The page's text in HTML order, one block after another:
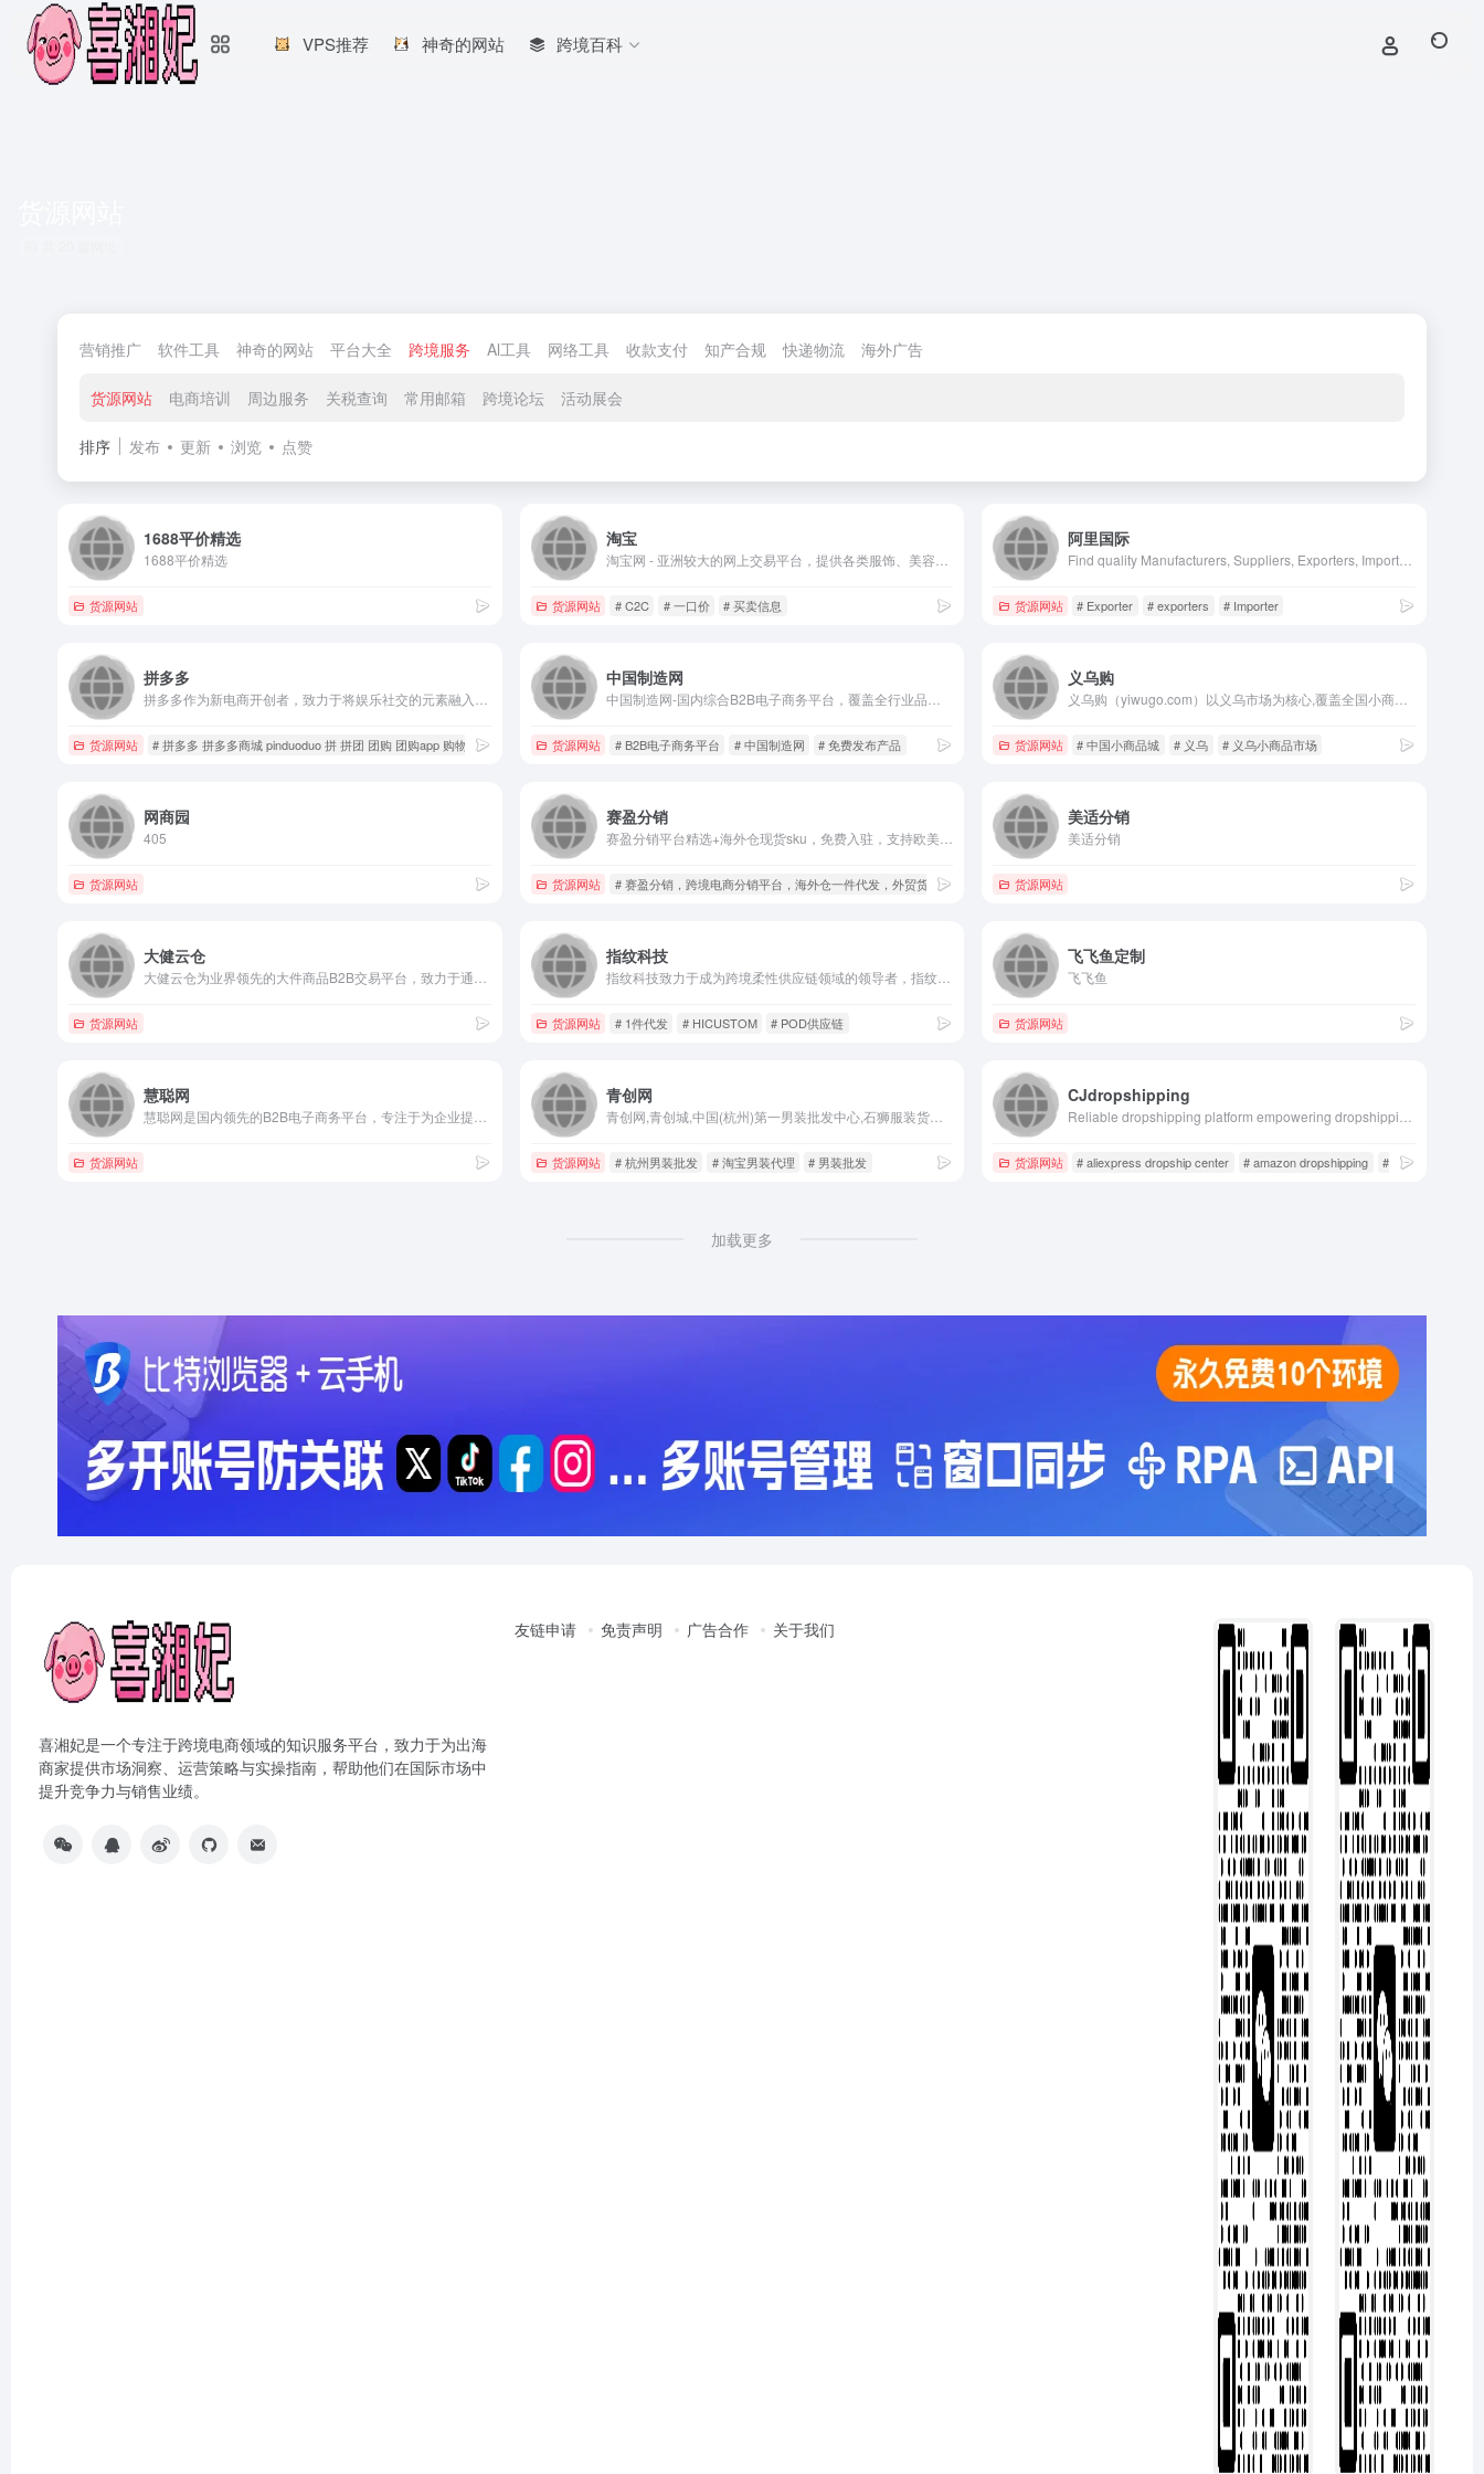
VPS推荐 神奇的网站 跨境百科
营销推广 软件工具 神奇的网站 平台大全 跨境服务 Al工具 网络工具 收款支付 知产合规 快递物流 海外广告
货源网站 电商培训 周边服务 关税查询 常用邮箱 跨境论坛 活动展会
排序 发布 更新 浏览 点赞
1688平价精选
1688平价精选
货源网站
淘宝
货源网站 # C2C # 一口价 # 买卖信息
阿里国际
货源网站 # Exporter # exporters # Importer
拼多多
货源网站 # 拼多多 拼多多商城 pinduoduo 拼 拼团 团购 团购app 购物 零食 划算 好货
中国制造网
货源网站 # B2B电子商务平台 # 中国制造网 # 免费发布产品
义乌购
货源网站 # 中国小商品城 # 义乌 # 义乌小商品市场
网商园
405
货源网站
赛盈分销
货源网站 # 赛盈分销，跨境电商分销平台，海外仓一件代发，外贸货源一件代发，海外仓货源分销
美适分销
美适分销
货源网站
大健云仓
货源网站
指纹科技
指纹科技致力于成为跨境柔性供应链领域的领导者，指纹定制旗下拥有HICUSTOM柔性供应链托管服务平台，专注为卖家提供一站式供应链解决方案：涵盖选品、设计、生产、物流、售后等环节，助力卖家低成本实现一件起订、一天上新、48小时发货的小单快反模式，降低运营难度。
货源网站 # 1件代发 # HICUSTOM # POD供应链
飞飞鱼定制
飞飞鱼
货源网站
慧聪网
货源网站
青创网
青创网,青创城,中国(杭州)第一男装批发中心,石狮服装货源总批发,支持一键上传,男装进货、男装货源一件代发,淘宝男装代理,是中小电商卖家男装进货批发的最佳平台.
货源网站 # 杭州男装批发 # 淘宝男装代理 # 男装批发
CJdropshipping
货源网站 # aliexpress dropship center # amazon dropshipping # CJ dropshipping
加载更多
喜湘妃是一个专注于跨境电商领域的知识服务平台，致力于为出海
商家提供市场洞察、运营策略与实操指南，帮助他们在国际市场中
提升竞争力与销售业绩。
友链申请 免责声明 广告合作 关于我们